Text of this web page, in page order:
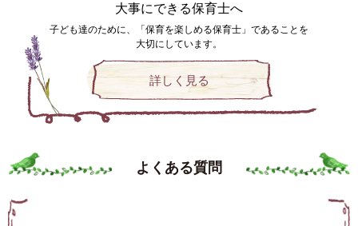
大事にできる保育士へ
子ども達のために、「保育を楽しめる保育士」であることを
大切に しています。
詳しく見る
よくある質問